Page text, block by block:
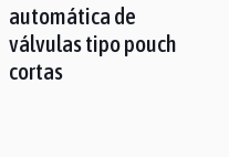
automática de
válvulas tipo pouch
cortas